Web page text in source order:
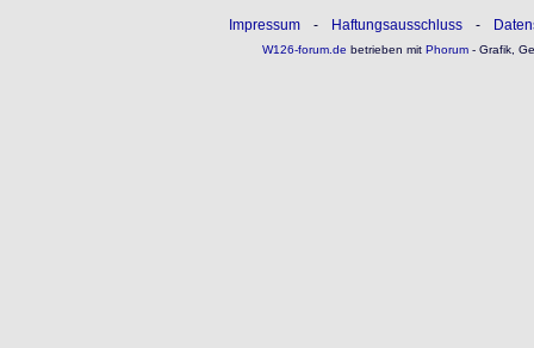
Impressum - Haftungsausschluss -
W126-forum.de betrieben mitPhorum- Grafik,